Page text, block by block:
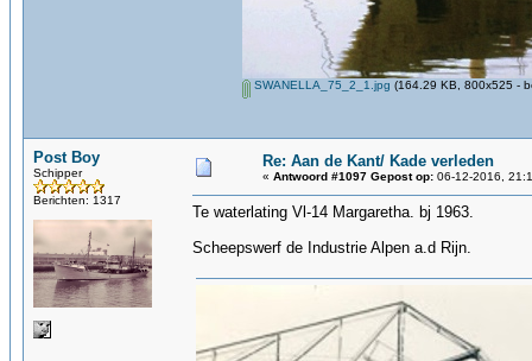
SWANELLA_75_2_1.jpg (164.29 KB, 800x525 -
Post Boy
Schipper
Berichten: 1317
Re: Aan de Kant/ Kade verleden
« Antwoord #1097 Gepost op: 06-12-2016,
Te waterlating Vl-14 Margaretha. bj 1963.
Scheepswerf de Industrie Alpen a.d Rijn.